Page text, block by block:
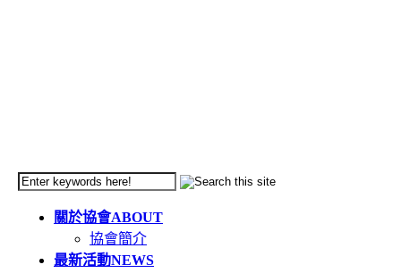
關於協會ABOUT
協會簡介
最新活動NEWS